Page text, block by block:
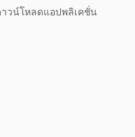
วน์โหลดแอปพลิเคชั่น